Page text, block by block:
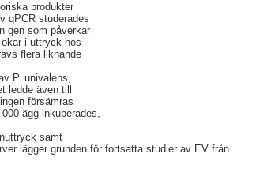
produkter
qPCR studerades
gen som påverkar
i uttryck hos
flera liknande
P. univalens,
ledde även till
försämras
ägg inkuberades,
samt
lägger grunden för fortsatta studier av EV från